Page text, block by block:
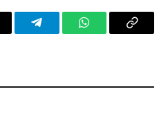
TelegramWhatsAppCopy